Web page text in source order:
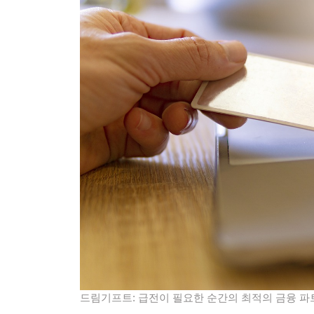
드림기프트: 급전이 필요한 순간의 최적의 금융 파